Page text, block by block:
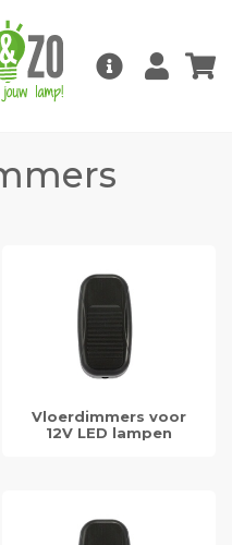
Vloerdimmers voor
12V LED lampen